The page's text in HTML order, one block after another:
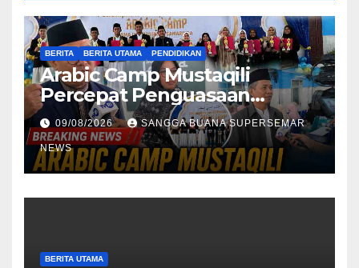
BERITA BERITA UTAMA PENDIDIKAN
Arabic Camp Mustaqili
Percepat Penguasaan
Bahasa Arab di SMA
09/08/2026 SANGGA BUANA SUPERSEMAR
NEWS
BERITA UTAMA